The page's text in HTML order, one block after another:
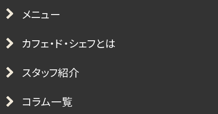
メニュー
カフェ・ド・シェフとは
スタッフ紹介
コラム一覧